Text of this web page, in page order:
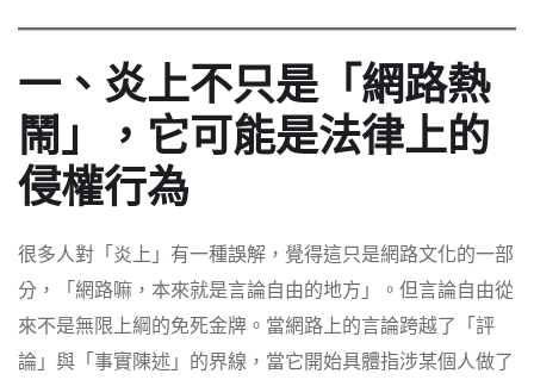
一、炎上不只是「網路熱
鬧」，它可能是法律上的
侵權行為
很多人對「炎上」有一種誤解，覺得這只是網路文化的一部
分，「網路嘛，本來就是言論自由的地方」。但言論自由從
來不是無限上綱的免死金牌。當網路上的言論跨越了「評
論」與「事實陳述」的界線，當它開始具體指涉某個人做了